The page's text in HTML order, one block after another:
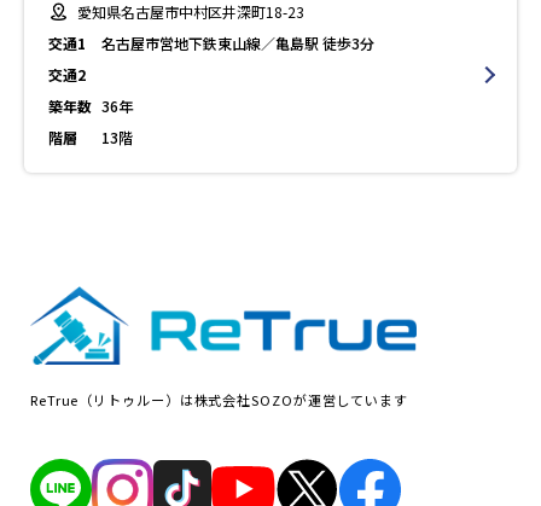
愛知県名古屋市中村区井深町18-23
交通1
名古屋市営地下鉄東山線／亀島駅 徒歩3分
交通2
築年数 36年
階層
13階
ReTrue（リトゥルー）は株式会社SOZOが運営しています